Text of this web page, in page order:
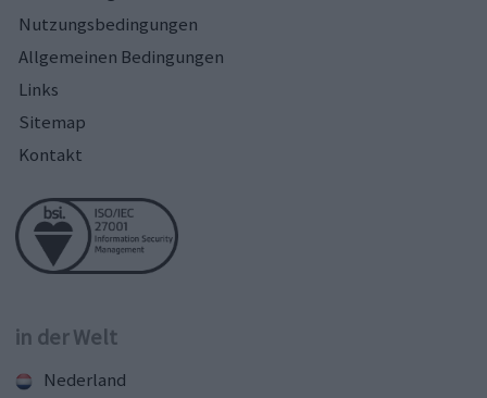
Nutzungsbedingungen
Allgemeinen Bedingungen
Links
Sitemap
Kontakt
in der Welt
Nederland